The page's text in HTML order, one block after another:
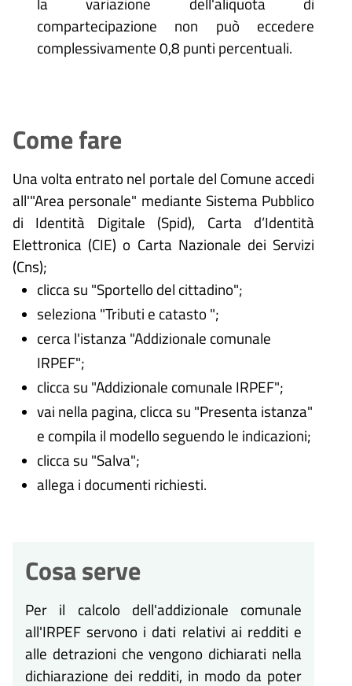
compartecipazione non può eccedere
complessivamente 0,8 punti percentuali.
Come fare
Una volta entrato nel portale del Comune accedi
all'"Area personale" mediante Sistema Pubblico
di Identità Digitale (Spid), Carta d’Identità
Elettronica (CIE) o Carta Nazionale dei Servizi
(Cns);
clicca su "Sportello del cittadino";
seleziona "Tributi e catasto ";
cerca l'istanza "Addizionale comunale
IRPEF";
clicca su "Addizionale comunale IRPEF";
vai nella pagina, clicca su "Presenta istanza"
e compila il modello seguendo le indicazioni;
clicca su "Salva";
allega i documenti richiesti.
Cosa serve
Per il calcolo dell'addizionale comunale
all'IRPEF servono i dati relativi ai redditi e
alle detrazioni che vengono dichiarati nella
dichiarazione dei redditi, in modo da poter